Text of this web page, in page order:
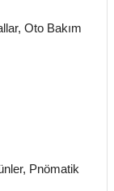
Oto Bakım
Pnömatik